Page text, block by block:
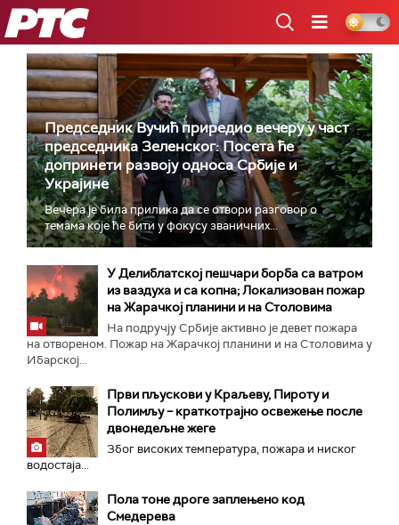
РТС
Председник Вучић приредио вечеру у част
председника Зеленског: Посета ће
допринети развоју односа Србије и
Украјине
Вечера је била прилика да се отвори разговор о
темама које ће бити у фокусу званичних...
У Делиблатској пешчари борба са ватром
из ваздуха и са копна; Локализован пожар
на Жарачкој планини и на Столовима
На подручју Србије активно је девет пожара
на отвореном. Пожар на Жарачкој планини и на Столовима у
Ибарској...
Први пљускови у Краљеву, Пироту и
Полимљу – краткотрајно освежење после
двонедељне жеге
Због високих температура, пожара и ниског
водостаја...
Пола тоне дроге заплењено код
Смедерева